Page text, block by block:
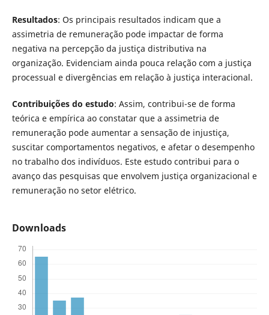
Resultados: Os principais resultados indicam que a
assimetria de remuneração pode impactar de forma
negativa na percepção da justiça distributiva na
organização. Evidenciam ainda pouca relação com a justiça
processual e divergências em relação à justiça interacional.
Contribuições do estudo: Assim, contribui-se de forma
teórica e empírica ao constatar que a assimetria de
remuneração pode aumentar a sensação de injustiça,
suscitar comportamentos negativos, e afetar o desempenho
no trabalho dos indivíduos. Este estudo contribui para o
avanço das pesquisas que envolvem justiça organizacional e
remuneração no setor elétrico.
Downloads